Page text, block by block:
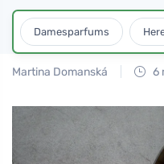
Damesparfums
Martina Domanská 6